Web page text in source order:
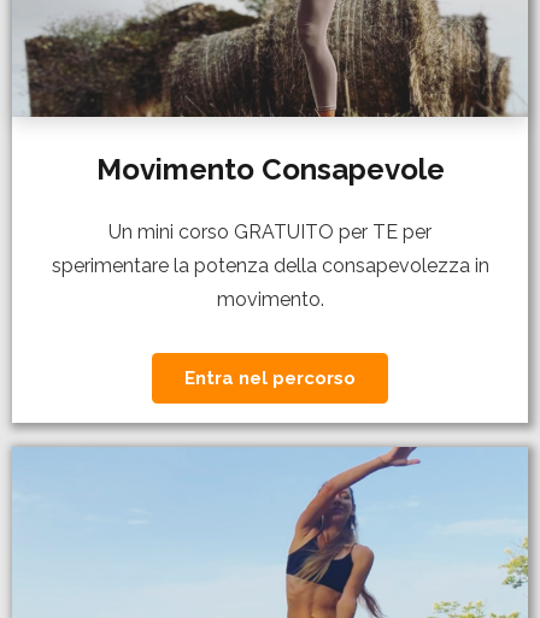
Movimento Consapevole
Un mini corso GRATUITO per TE per
sperimentare la potenza della consapevolezza in
movimento.
Entra nel percorso